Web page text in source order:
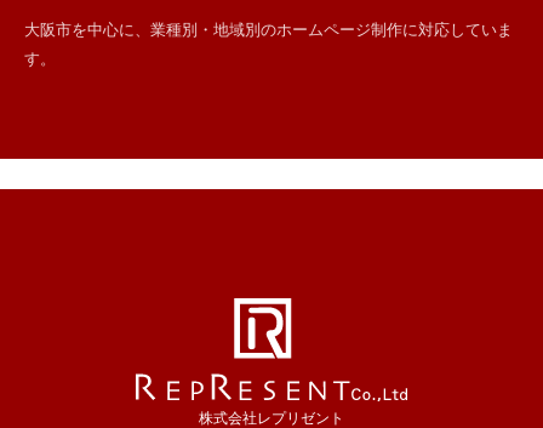
大阪市を中心に、業種別・地域別のホームページ制作に対応していま
す。
株式会社レプリゼント